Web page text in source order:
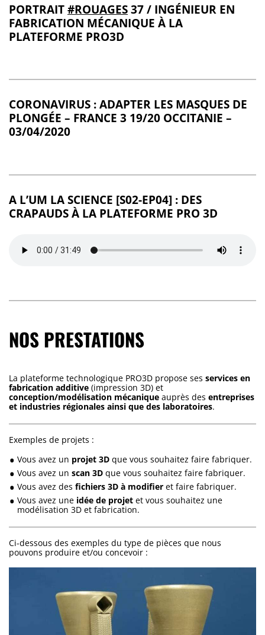
PORTRAIT#ROUAGES37 / INGÉNIEUR EN
FABRICATION MÉCANIQUE À LA
PLATEFORME PRO3D
CORONAVIRUS : ADAPTER LES MASQUES DE
PLONGÉE – FRANCE 3 19/20 OCCITANIE –
03/04/2020
A L’UM LA SCIENCE [S02-EP04] : DES
CRAPAUDS À LA PLATEFORME PRO 3D
NOS PRESTATIONS
La plateforme technologique PRO3D propose ses services en
fabrication additive (impression 3D) et
conception/modélisation mécanique auprès des entreprises
et industries régionales ainsi que des laboratoires.
Exemples de projets :
Vous avez un projet 3D que vous souhaitez faire fabriquer.
Vous avez un scan 3D que vous souhaitez faire fabriquer.
Vous avez des fichiers 3D à modifier et faire fabriquer.
Vous avez une idée de projet et vous souhaitez une
modélisation 3D et fabrication.
Ci-dessous des exemples du type de pièces que nous
pouvons produire et/ou concevoir :